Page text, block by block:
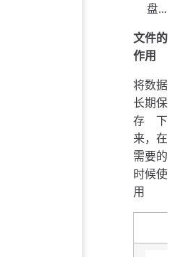
盘...
文件的
作用
将数据
长期保
存下
来，在
需要的
时候使
用